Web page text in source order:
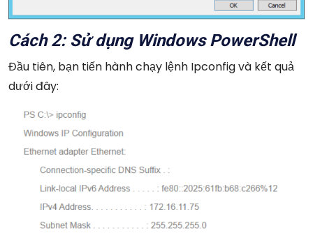
Cách 2: Sử dụng Windows PowerShell
Đầu tiên, bạn tiến hành chạy lệnh Ipconfig và kết quả
dưới đây: